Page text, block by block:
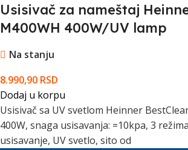
Usisivač za nameštaj
M400WH 400W/UV lamp
Na stanju
8.990,90 RSD
Dodaj u korpu
Usisivač sa UV svetlom Heinner
400W, snaga usisavanja: =10kpa, 3
usisavanje, UV svetlo, sito od